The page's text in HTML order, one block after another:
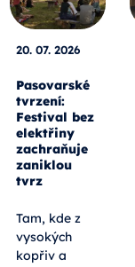
20. 07. 2026
Pasovarské
tvrzení:
Festival bez
elektřiny
zachraňuje
zaniklou
tvrz
Tam, kde z
vysokých
kopřiv a